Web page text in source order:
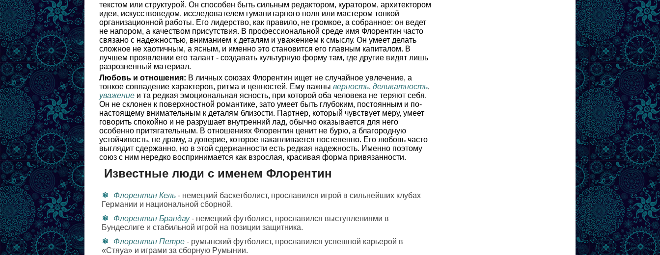
текстом или структурой. Он способен быть сильным редактором, куратором, архитектором
идеи, искусствоведом, исследователем гуманитарного поля или мастером тонкой
организационной работы. Его лидерство, как правило, не громкое, а собранное: он ведет
не напором, а качеством присутствия. В профессиональной среде имя Флорентин часто
связано с надежностью, вниманием к деталям и уважением к смыслу. Он умеет делать
сложное не хаотичным, а ясным, и именно это становится его главным капиталом. В
лучшем проявлении его талант - создавать культурную форму там, где другие видят лишь
разрозненный материал.
Любовь и отношения: В личных союзах Флорентин ищет не случайное увлечение, а
тонкое совпадение характеров, ритма и ценностей. Ему важны верность, деликатность,
уважение и та редкая эмоциональная ясность, при которой оба человека не теряют себя.
Он не склонен к поверхностной романтике, зато умеет быть глубоким, постоянным и по-
настоящему внимательным к деталям близости. Партнер, который чувствует меру, умеет
говорить спокойно и не разрушает внутренний лад, обычно оказывается для него
особенно притягательным. В отношениях Флорентин ценит не бурю, а благородную
устойчивость, не драму, а доверие, которое накапливается постепенно. Его любовь часто
выглядит сдержанно, но в этой сдержанности есть редкая надежность. Именно поэтому
союз с ним нередко воспринимается как взрослая, красивая форма привязанности.
Известные люди с именем Флорентин
Флорентин Кель - немецкий баскетболист, прославился игрой в сильнейших клубах
Германии и национальной сборной.
Флорентин Брандау- немецкий футболист, прославился выступлениями в
Бундеслиге и стабильной игрой на позиции защитника.
Флорентин Петре - румынский футболист, прославился успешной карьерой в
«Стяуа» и играми за сборную Румынии.